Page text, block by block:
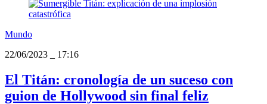
Mundo
22/06/2023
17:16
El Titán: cronología de un suceso con
guion de Hollywood sin final feliz